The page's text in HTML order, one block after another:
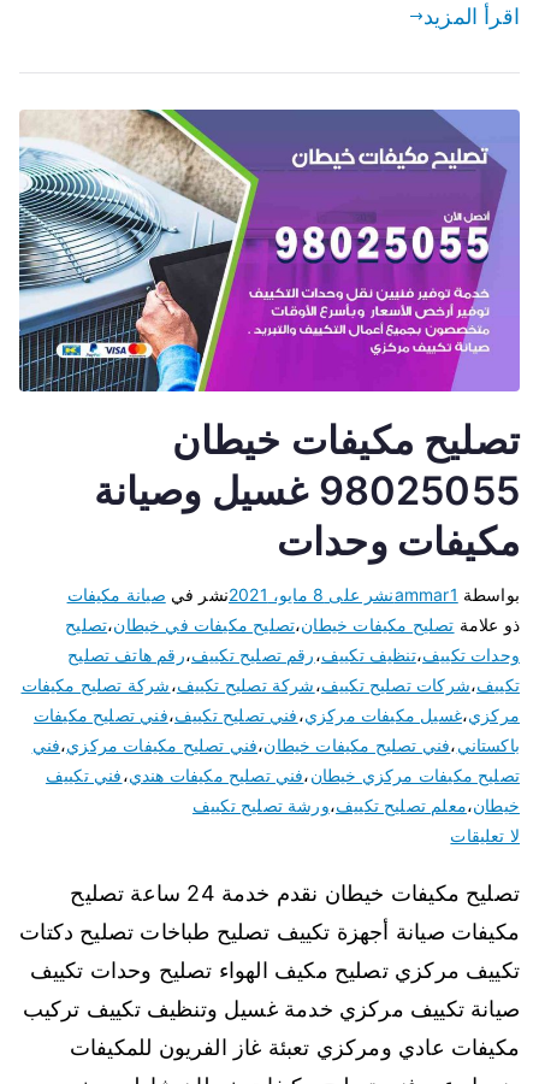
اقرأ المزيد
تصليح مكيفات خيطان
98025055 غسيل وصيانة
مكيفات وحدات
بواسطة ammar1نشر على 8 مايو، 2021 نشر في صيانة مكيفات
ذو علامة تصليح مكيفات خيطان،تصليح مكيفات في خيطان،تصليح
وحدات تكييف،تنظيف تكييف،رقم تصليح تكييف،رقم هاتف تصليح
تكييف،شركات تصليح تكييف،شركة تصليح تكييف،شركة تصليح مكيفات
مركزي،غسيل مكيفات مركزي،فني تصليح تكييف،فني تصليح مكيفات
باكستاني،فني تصليح مكيفات خيطان،فني تصليح مكيفات مركزي،فني
تصليح مكيفات مركزي خيطان،فني تصليح مكيفات هندي،فني تكييف
خيطان،معلم تصليح تكييف،ورشة تصليح تكييف
لا تعليقات
تصليح مكيفات خيطان نقدم خدمة 24 ساعة تصليح
مكيفات صيانة أجهزة تكييف تصليح طباخات تصليح دكتات
تكييف مركزي تصليح مكيف الهواء تصليح وحدات تكييف
صيانة تكييف مركزي خدمة غسيل وتنظيف تكييف تركيب
مكيفات عادي ومركزي تعبئة غاز الفريون للمكيفات